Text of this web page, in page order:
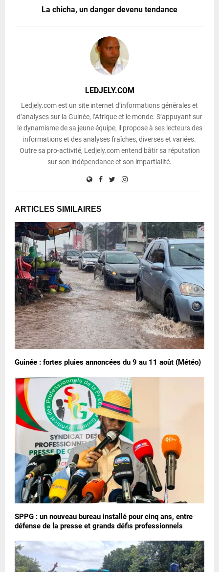
La chicha, un danger devenu tendance
LEDJELY.COM
Ledjely.com est un site internet d’informations générales et
d’analyses sur la Guinée, l’Afrique et le monde. S’appuyant sur
le dynamisme de sa jeune équipe, il propose à ses lecteurs des
informations et des analyses fraîches, diverses et variées.
Outre sa pro-activité, Ledjely.com entend bâtir sa réputation
sur son indépendance et son impartialité.
ARTICLES SIMILAIRES
Guinée : fortes pluies annoncées du 9 au 11 août (Météo)
SPPG : un nouveau bureau installé pour cinq ans, entre
défense de la presse et grands défis professionnels